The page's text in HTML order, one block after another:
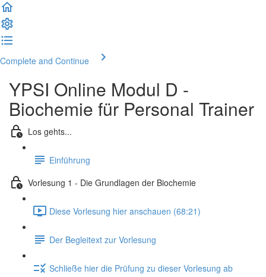
Complete and Continue
YPSI Online Modul D -
Biochemie für Personal Trainer
Los gehts...
Einführung
Vorlesung 1 - Die Grundlagen der Biochemie
Diese Vorlesung hier anschauen (68:21)
Der Begleitext zur Vorlesung
Schließe hier die Prüfung zu dieser Vorlesung ab